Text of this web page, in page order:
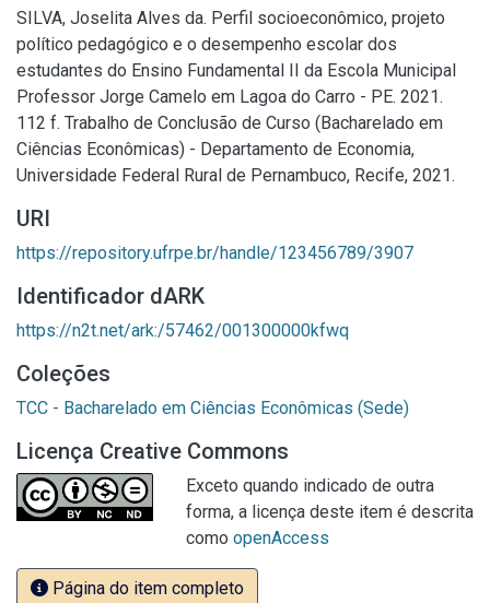
SILVA, Joselita Alves da. Perfil socioeconômico, projeto
político pedagógico e o desempenho escolar dos
estudantes do Ensino Fundamental II da Escola Municipal
Professor Jorge Camelo em Lagoa do Carro - PE. 2021.
112 f. Trabalho de Conclusão de Curso (Bacharelado em
Ciências Econômicas) - Departamento de Economia,
Universidade Federal Rural de Pernambuco, Recife, 2021.
URI
https://repository.ufrpe.br/handle/123456789/3907
Identificador dARK
https://n2t.net/ark:/57462/001300000kfwq
Coleções
TCC - Bacharelado em Ciências Econômicas (Sede)
Licença Creative Commons
Exceto quando indicado de outra
forma, a licença deste item é descrita
como openAccess
Página do item completo